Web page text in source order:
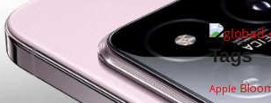
Tags
Apple